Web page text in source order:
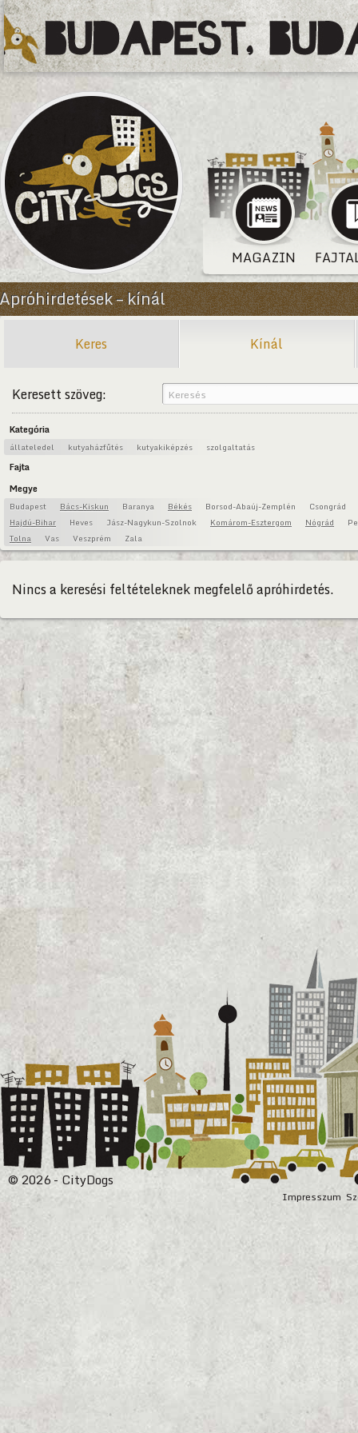
MAGAZIN
Apróhirdetések – kínál
Keres Kínál
Keresett szöveg:
Kategória
állateledel kutyaházfűtés kutyakiképzés szolgaltatás
Fajta
Megye
Budapest Bács-Kiskun Baranya Békés Borsod-Abaúj-Zemplén
Csongrád
Hajdú-Bihar
Heves Jász-Nagykun-Szolnok Komárom-Esztergom Nógrád
Tolna
Vas Veszprém Zala
Nincs a keresési feltételeknek megfelelő apróhirdetés.
Impresszum
© 2026 - CityDogs